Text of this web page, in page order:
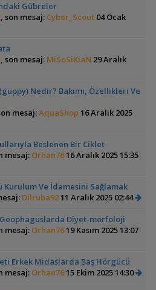
Gübreler
, son mesaj: Cyber_Scout04 Ocak
, son mesaj: MiSoSiKiaN 29 Aralık
Nedir? Bakımı, Özellikleri Ve
mesaj:AquaShop16 Aralık 2025
Beslenen Bir Ciklet
mesaj: Orhan7616 Aralık 2025 15:35
Ve İdamesini Sağlamak
Dilruba9211 Aralık 2025 02:44
Diyet-morfoloji
mesaj: Orhan7619 Kasım 2025 13:07
Erkek Midaslarda Baş Hörgücü
mesaj: Orhan7615 Ekim 2025 14:30